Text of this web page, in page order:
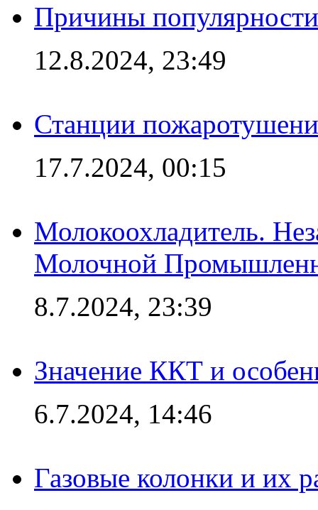
Причины
12.8.2024, 23:49
Станции
17.7.2024, 00:15
Молокоохладитель.
Молочной
8.7.2024, 23:39
Значение ККТ и
6.7.2024, 14:46
Газовые колонки и их